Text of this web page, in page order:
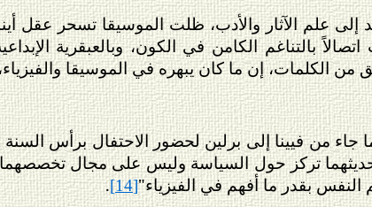
علم الآثار والأدب، ظلت الموسيقا تسحر عقل
بالتناغم الكامن في الكون، وبالعبقرية
من الكلمات، إن ما كان يبهره في الموسيقا
تركز حول السياسة وليس على مجال
النفس بقدر ما أفهم في الفيزياء"[14]
.